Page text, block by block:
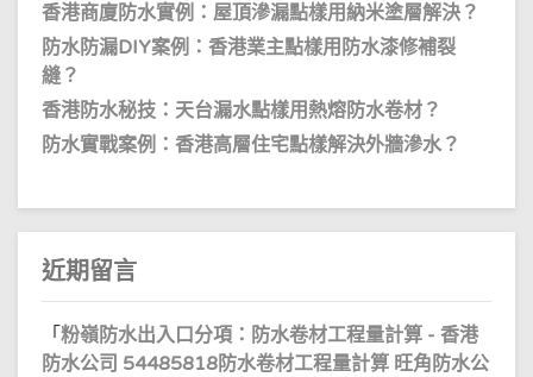
香港商廈防水實例：屋頂滲漏點樣用納米塗層解決？
防水防漏DIY案例：香港業主點樣用防水漆修補裂
縫？
香港防水秘技：天台漏水點樣用熱熔防水卷材？
防水實戰案例：香港高層住宅點樣解決外牆滲水？
近期留言
「 粉嶺防水出入口分項：防水卷材工程量計算 - 香港
防水公司 54485818防水卷材工程量計算 旺角防水公